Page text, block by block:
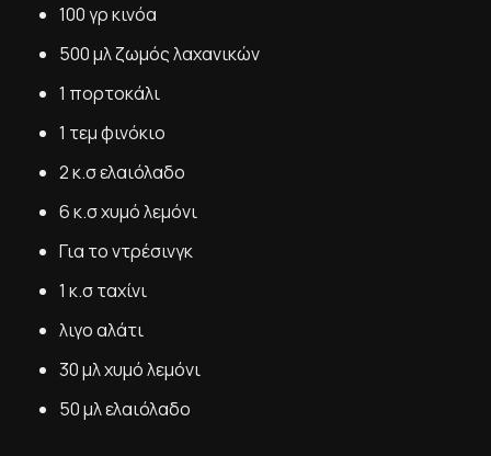
100 γρ κινόα
500 μλ ζωμός λαχανικών
1 πορτοκάλι
1 τεμ φινόκιο
2 κ.σ ελαιόλαδο
6 κ.σ χυμό λεμόνι
Για το ντρέσινγκ
1 κ.σ ταχίνι
λιγο αλάτι
30 μλ χυμό λεμόνι
50 μλ ελαιόλαδο